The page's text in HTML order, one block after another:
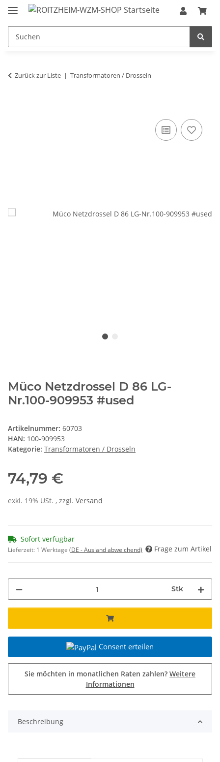
Zurück zur Liste Transformatoren / Drosseln
Müco Netzdrossel D 86 LG-
Nr.100-909953 #used
Artikelnummer: 60703
HAN: 100-909953
Kategorie: Transformatoren / Drosseln
74,79 €
exkl. 19% USt. , zzgl. Versand
Sofort verfügbar
Lieferzeit: 1 Werktage (DE - Ausland abweichend) Frage zum Artikel
Stk
Consent erteilen
Sie möchten in monatlichen Raten zahlen? Weitere
Informationen
Beschreibung